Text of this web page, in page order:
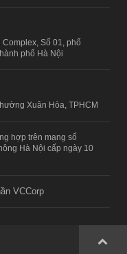
Số 01, phố
phố Hà Nội
Xuân Hòa, TPHCM
hợp trên mạng số
Hà Nội cấp ngày 10
VCCorp